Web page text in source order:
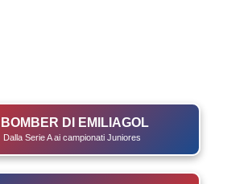
I BOMBER DI EMILIAGOL
Dalla Serie A ai campionati Juniores